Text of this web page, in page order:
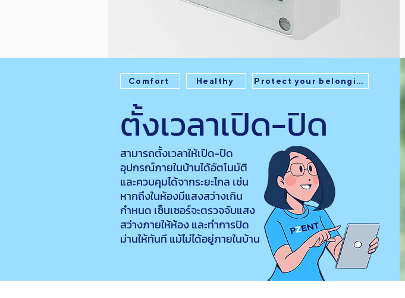
Comfort Healthy Protect your belongings
ตั้งเวลาเปิด-ปิด
สามารถตั้งเวลาให้เปิด-ปิด
อุปกรณ์ภายในบ้านได้อัตโนมัติ
และควบคุมได้จากระยะไกล เช่น
หากถึงในห้องมีแสงสว่างเกิน
กำหนด เซ็นเซอร์จะตรวจจับแสง
สว่างภายให้ห้อง และทำการปิด
ม่านให้ทันที แม้ไม่ได้อยู่ภายในบ้าน